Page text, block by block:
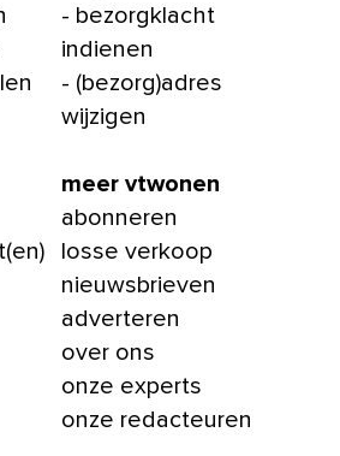
- bezorgklacht
indienen
- (bezorg)adres
wijzigen
meer vtwonen
abonneren
losse verkoop
nieuwsbrieven
adverteren
over ons
onze experts
onze redacteuren